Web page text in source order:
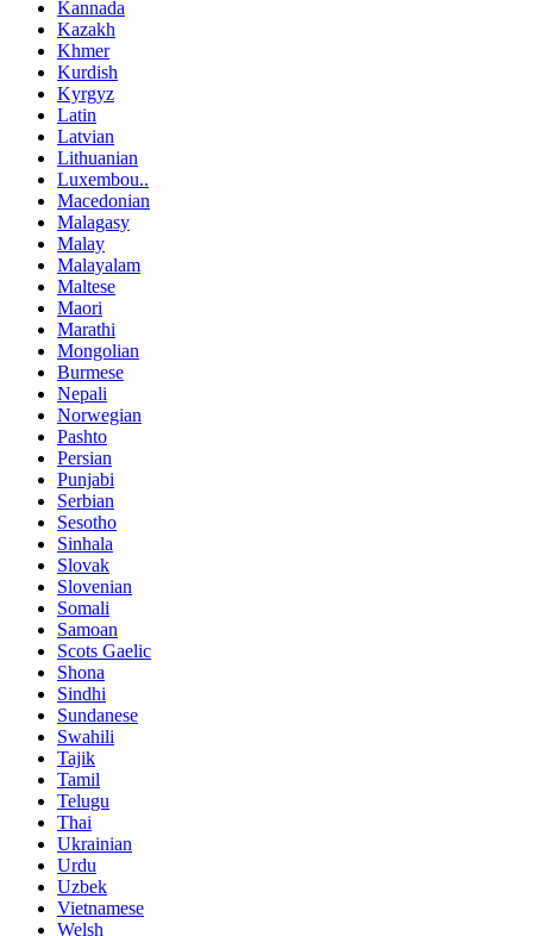
Kannada
Kazakh
Khmer
Kurdish
Kyrgyz
Latin
Latvian
Lithuanian
Luxembou..
Macedonian
Malagasy
Malay
Malayalam
Maltese
Maori
Marathi
Mongolian
Burmese
Nepali
Norwegian
Pashto
Persian
Punjabi
Serbian
Sesotho
Sinhala
Slovak
Slovenian
Somali
Samoan
Scots Gaelic
Shona
Sindhi
Sundanese
Swahili
Tajik
Tamil
Telugu
Thai
Ukrainian
Urdu
Uzbek
Vietnamese
Welsh